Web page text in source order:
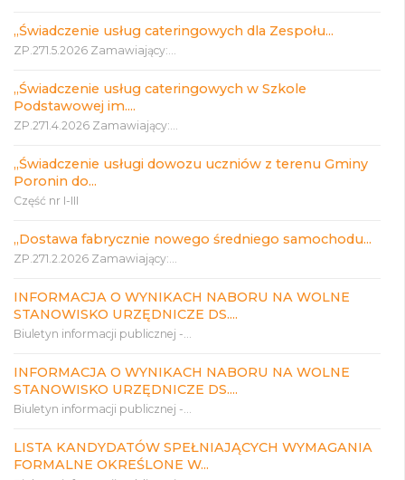
„Świadczenie usług cateringowych dla Zespołu...
ZP.271.5.2026 Zamawiający:...
„Świadczenie usług cateringowych w Szkole
Podstawowej im....
ZP.271.4.2026 Zamawiający:...
„Świadczenie usługi dowozu uczniów z terenu Gminy
Poronin do...
Część nr I-III
„Dostawa fabrycznie nowego średniego samochodu...
ZP.271.2.2026 Zamawiający:...
INFORMACJA O WYNIKACH NABORU NA WOLNE
STANOWISKO URZĘDNICZE DS....
Biuletyn informacji publicznej -...
INFORMACJA O WYNIKACH NABORU NA WOLNE
STANOWISKO URZĘDNICZE DS....
Biuletyn informacji publicznej -...
LISTA KANDYDATÓW SPEŁNIAJĄCYCH WYMAGANIA
FORMALNE OKREŚLONE W...